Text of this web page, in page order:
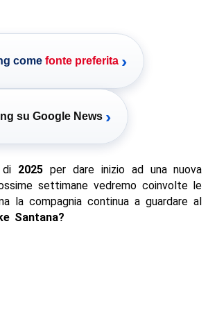
come fonte preferita ›
su Google News ›
2025per dare inizio ad una nuova
settimane vedremo coinvolte le
la compagnia continua a guardare al
Santana?